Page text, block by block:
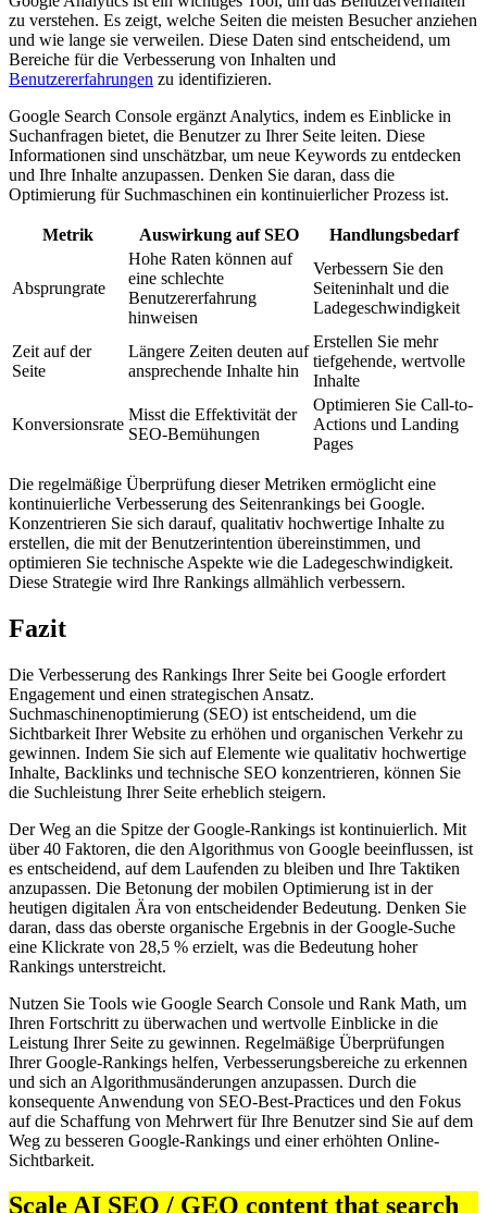
zu verstehen. Es zeigt, welche Seiten die meisten Besucher anziehen
und wie lange sie verweilen. Diese Daten sind entscheidend, um
Bereiche für die Verbesserung von Inhalten und
Benutzererfahrungen zu identifizieren.
Google Search Console ergänzt Analytics, indem es Einblicke in
Suchanfragen bietet, die Benutzer zu Ihrer Seite leiten. Diese
Informationen sind unschätzbar, um neue Keywords zu entdecken
und Ihre Inhalte anzupassen. Denken Sie daran, dass die
Optimierung für Suchmaschinen ein kontinuierlicher Prozess ist.
Metrik Auswirkung auf SEO Handlungsbedarf
Absprungrate
Hohe Raten können auf
eine schlechte
Benutzererfahrung
hinweisen
Verbessern Sie den
Seiteninhalt und die
Ladegeschwindigkeit
Zeit auf der
Seite
Längere Zeiten deuten auf
ansprechende Inhalte hin
Erstellen Sie mehr
tiefgehende, wertvolle
Inhalte
Konversionsrate
Misst die Effektivität der
SEO-Bemühungen
Optimieren Sie Call-to-
Actions und Landing
Pages
Die regelmäßige Überprüfung dieser Metriken ermöglicht eine
kontinuierliche Verbesserung des Seitenrankings bei Google.
Konzentrieren Sie sich darauf, qualitativ hochwertige Inhalte zu
erstellen, die mit der Benutzerintention übereinstimmen, und
optimieren Sie technische Aspekte wie die Ladegeschwindigkeit.
Diese Strategie wird Ihre Rankings allmählich verbessern.
Fazit
Die Verbesserung des Rankings Ihrer Seite bei Google erfordert
Engagement und einen strategischen Ansatz.
Suchmaschinenoptimierung (SEO) ist entscheidend, um die
Sichtbarkeit Ihrer Website zu erhöhen und organischen Verkehr zu
gewinnen. Indem Sie sich auf Elemente wie qualitativ hochwertige
Inhalte, Backlinks und technische SEO konzentrieren, können Sie
die Suchleistung Ihrer Seite erheblich steigern.
Der Weg an die Spitze der Google-Rankings ist kontinuierlich. Mit
über 40 Faktoren, die den Algorithmus von Google beeinflussen, ist
es entscheidend, auf dem Laufenden zu bleiben und Ihre Taktiken
anzupassen. Die Betonung der mobilen Optimierung ist in der
heutigen digitalen Ära von entscheidender Bedeutung. Denken Sie
daran, dass das oberste organische Ergebnis in der Google-Suche
eine Klickrate von 28,5 % erzielt, was die Bedeutung hoher
Rankings unterstreicht.
Nutzen Sie Tools wie Google Search Console und Rank Math, um
Ihren Fortschritt zu überwachen und wertvolle Einblicke in die
Leistung Ihrer Seite zu gewinnen. Regelmäßige Überprüfungen
Ihrer Google-Rankings helfen, Verbesserungsbereiche zu erkennen
und sich an Algorithmusänderungen anzupassen. Durch die
konsequente Anwendung von SEO-Best-Practices und den Fokus
auf die Schaffung von Mehrwert für Ihre Benutzer sind Sie auf dem
Weg zu besseren Google-Rankings und einer erhöhten Online-
Sichtbarkeit.
Scale AI SEO / GEO content that search